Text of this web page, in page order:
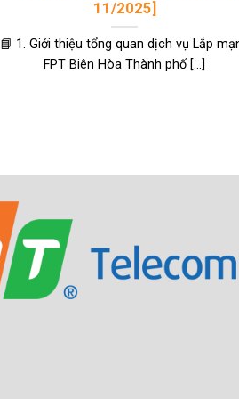
11/2025]
📘 1. Giới thiệu tổng quan dịch vụ Lắp
FPT Biên Hòa Thành phố [...]